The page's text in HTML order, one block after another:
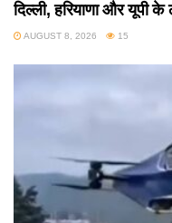
दिल्ली, हरियाणा और यूपी
AUGUST 8, 2026 15